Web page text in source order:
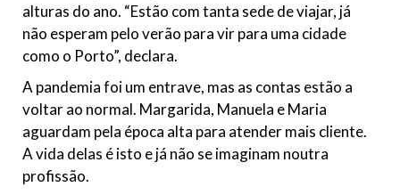
alturas do ano. “Estão com tanta sede de viajar, já
não esperam pelo verão para vir para uma cidade
como o Porto”, declara.
A pandemia foi um entrave, mas as contas estão a
voltar ao normal. Margarida, Manuela e Maria
aguardam pela época alta para atender mais cliente.
A vida delas é isto e já não se imaginam noutra
profissão.